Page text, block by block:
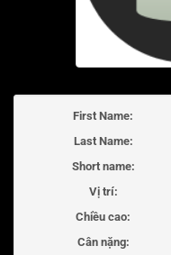
First Name:
Last Name:
Short name:
Vị trí:
Chiều cao:
Cân nặng: